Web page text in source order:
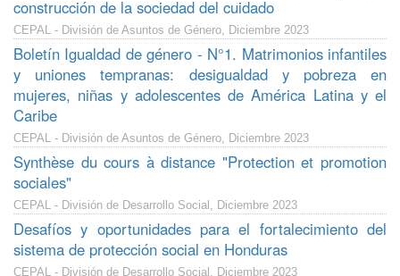
construcción de la sociedad del cuidado
CEPAL - División de Asuntos de Género, Diciembre 2023
Boletín Igualdad de género - N°1. Matrimonios infantiles
y uniones tempranas: desigualdad y pobreza en
mujeres, niñas y adolescentes de América Latina y el
Caribe
CEPAL - División de Asuntos de Género, Diciembre 2023
Synthèse du cours à distance "Protection et promotion
sociales"
CEPAL - División de Desarrollo Social, Diciembre 2023
Desafíos y oportunidades para el fortalecimiento del
sistema de protección social en Honduras
CEPAL - División de Desarrollo Social, Diciembre 2023